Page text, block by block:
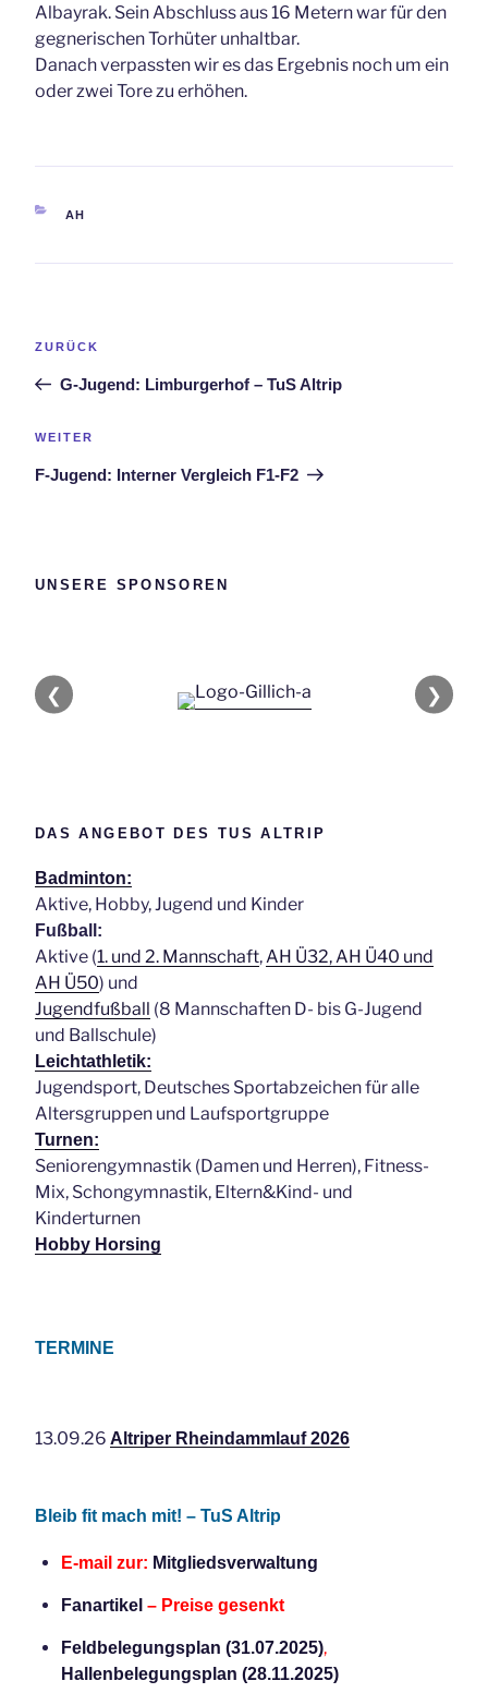
Albayrak. Sein Abschluss aus 16 Metern war für den
gegnerischen Torhüter unhaltbar.
Danach verpassten wir es das Ergebnis noch um ein
oder zwei Tore zu erhöhen.
KATEGORIEN
AH
Vorheriger
ZURÜCK
G-Jugend: Limburgerhof – TuS Altrip
Nächster
WEITER
F-Jugend: Interner Vergleich F1-F2
UNSERE SPONSOREN
❮ ❯
DAS ANGEBOT DES TUS ALTRIP
Badminton:
Aktive, Hobby, Jugend und Kinder
Fußball:
Aktive (1. und 2. Mannschaft, AH Ü32, AH Ü40 und
AH Ü50) und
Jugendfußball (8 Mannschaften D- bis G-Jugend
und Ballschule)
Leichtathletik:
Jugendsport, Deutsches Sportabzeichen für alle
Altersgruppen und Laufsportgruppe
Turnen:
Seniorengymnastik (Damen und Herren), Fitness-
Mix, Schongymnastik, Eltern&Kind- und
Kinderturnen
Hobby Horsing
TERMINE
13.09.26 Altriper Rheindammlauf 2026
Bleib fit mach mit! – TuS Altrip
E-mail zur: Mitgliedsverwaltung
Fanartikel – Preise gesenkt
Feldbelegungsplan (31.07.2025),
Hallenbelegungsplan (28.11.2025)